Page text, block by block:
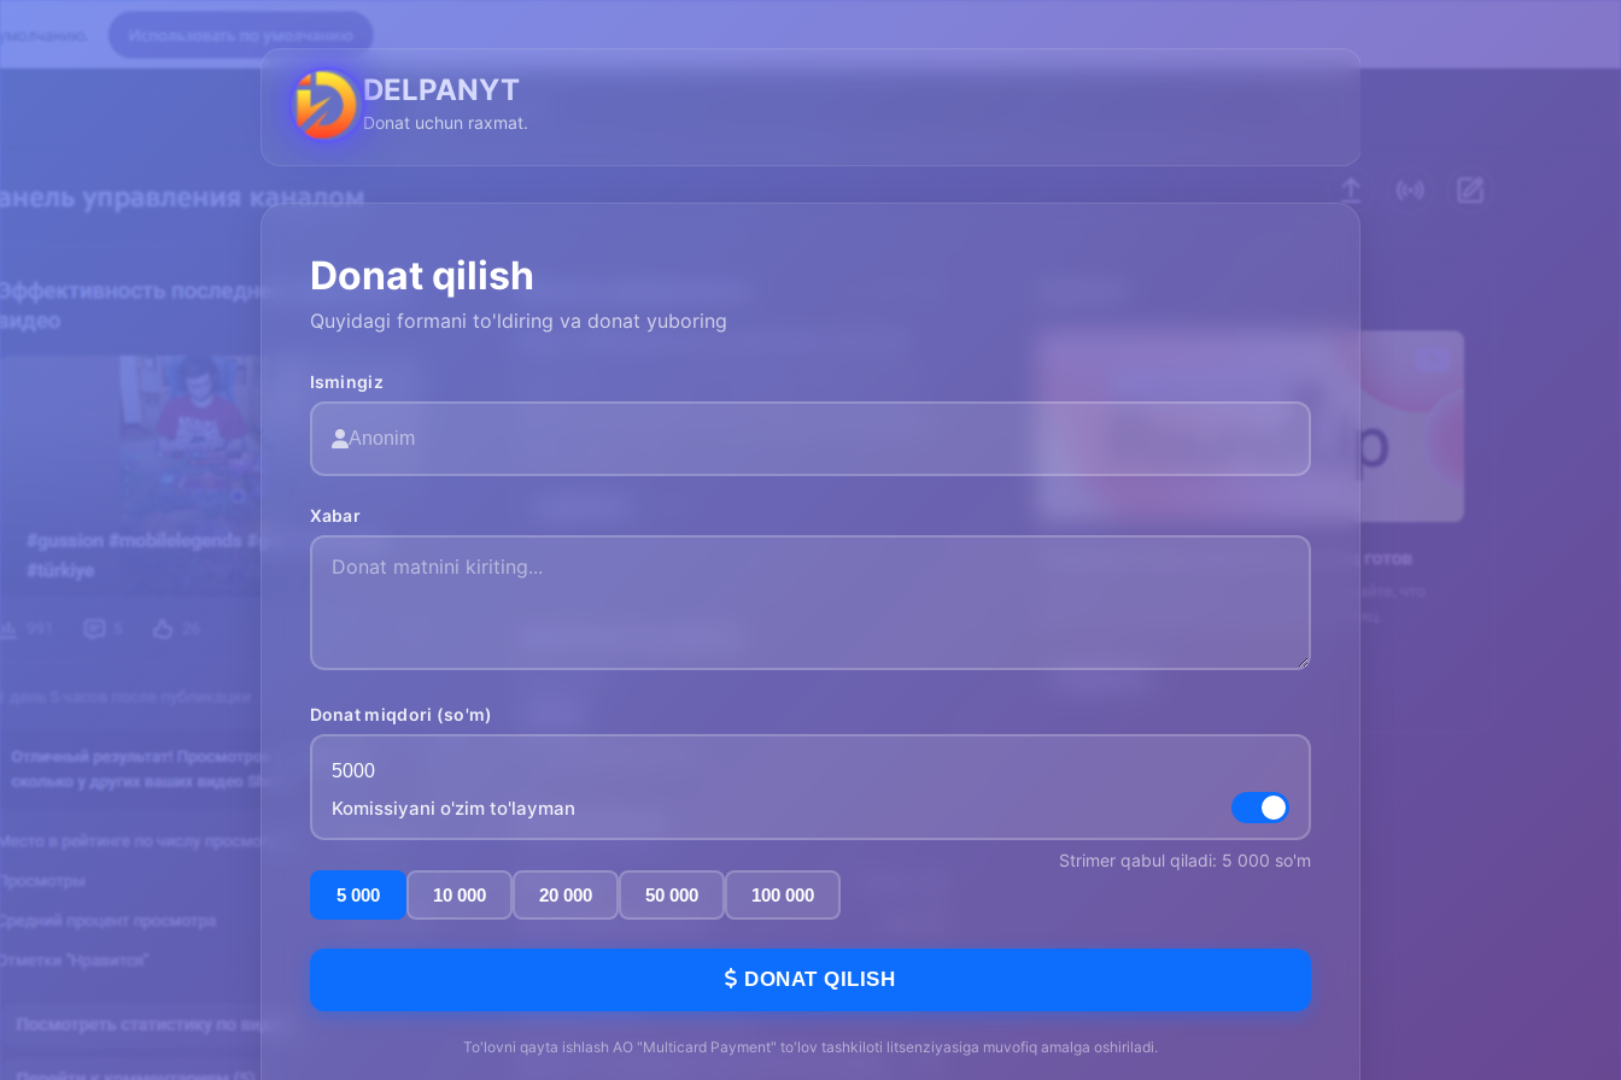
DELPANYT
Donat uchun raxmat.
Donat qilish
Quyidagi formani to'ldiring va donat yuboring
Ismingiz
Xabar
Donat miqdori (so'm)
Komissiyani o'zim to'layman
Strimer qabul qiladi: 5 000 so'm
5 000
10 000 20 000 50 000 100 000
DONAT QILISH
To'lovni qayta ishlash AO "Multicard Payment" to'lov tashkiloti litsenziyasiga muvofiq amalga oshiriladi.